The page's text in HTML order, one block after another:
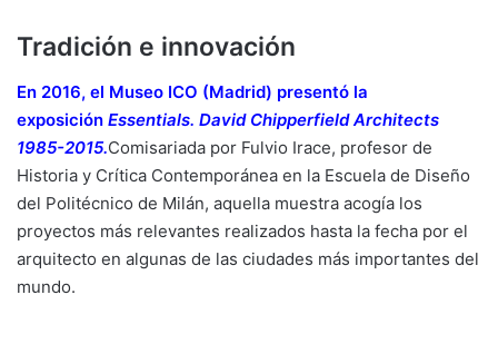
Tradición e innovación
En 2016, el Museo ICO (Madrid) presentó la
exposición Essentials. David Chipperfield Architects
1985-2015.Comisariada por Fulvio Irace, profesor de
Historia y Crítica Contemporánea en la Escuela de Diseño
del Politécnico de Milán, aquella muestra acogía los
proyectos más relevantes realizados hasta la fecha por el
arquitecto en algunas de las ciudades más importantes del
mundo.